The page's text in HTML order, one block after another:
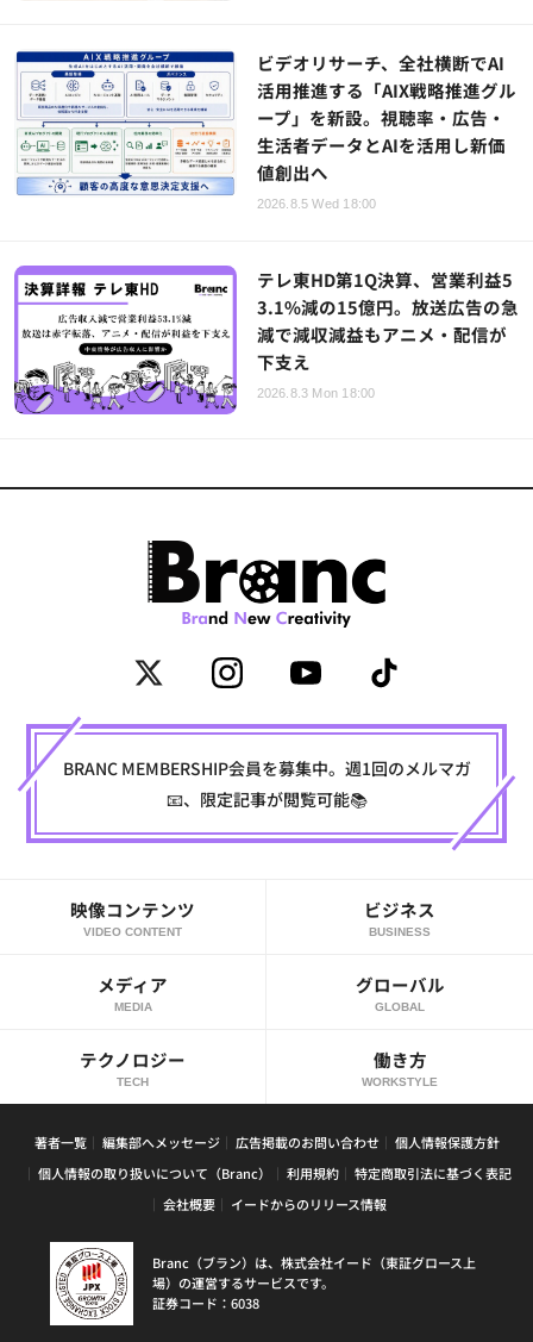
ビデオリサーチ、全社横断でAI
活用推進する「AIX戦略推進グル
ープ」を新設。視聴率・広告・
生活者データとAIを活用し新価
値創出へ
2026.8.5 Wed 18:00
テレ東HD第1Q決算、営業利益5
3.1%減の15億円。放送広告の急
減で減収減益もアニメ・配信が
下支え
2026.8.3 Mon 18:00
BRANC MEMBERSHIP会員を募集中。週1回のメルマガ
📧、限定記事が閲覧可能📚
映像コンテンツ
VIDEO CONTENT
ビジネス
BUSINESS
メディア
MEDIA
グローバル
GLOBAL
テクノロジー
TECH
働き方
WORKSTYLE
著者一覧 編集部へメッセージ 広告掲載のお問い合わせ
個人情報保護方針
個人情報の取り扱いについて（Branc）
利用規約
特定商取引法に基づく表記
会社概要
イードからのリリース情報
Branc（ブラン）は、株式会社イード（東証グロース上
場）の運営するサービスです。
証券コード：6038